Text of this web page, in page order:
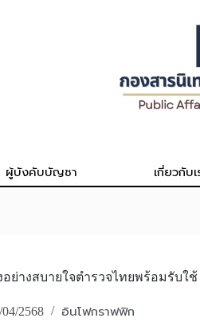
ผู้บังคับบัญชา เกี่ยวกับเ
อย่างสบายใจตำรวจไทยพร้อมรับใช้
04/2568 อินโฟกราฟฟิก